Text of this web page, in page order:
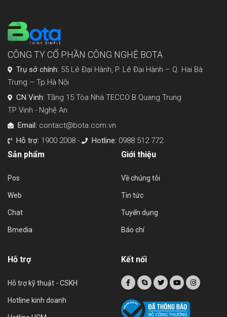
CÔNG TY CỔ PHẦN CÔNG NGHỆ BOTA
Trụ sở chính: 55 Lê Đại Hành, P. Lê Đại Hành – Q. Hai Bà
Trưng – Tp.Hà Nội
CN Vinh: Tầng 15 Tòa Nhà TECCO B Quang Trung
TP Vinh - Nghệ An
Email: contact@bota.com.vn
Hỗ trợ: 1900 2008 - Hotline: 0988 512 772
Sản phẩm
Pos
Web
Chat
Bmedia
Giới thiệu
Về chúng tôi
Tin tức
Tuyển dụng
Báo chí
Hỗ trợ
Hỗ trợ kỹ thuật - CSKH
Hotline kinh doanh
Kết nối